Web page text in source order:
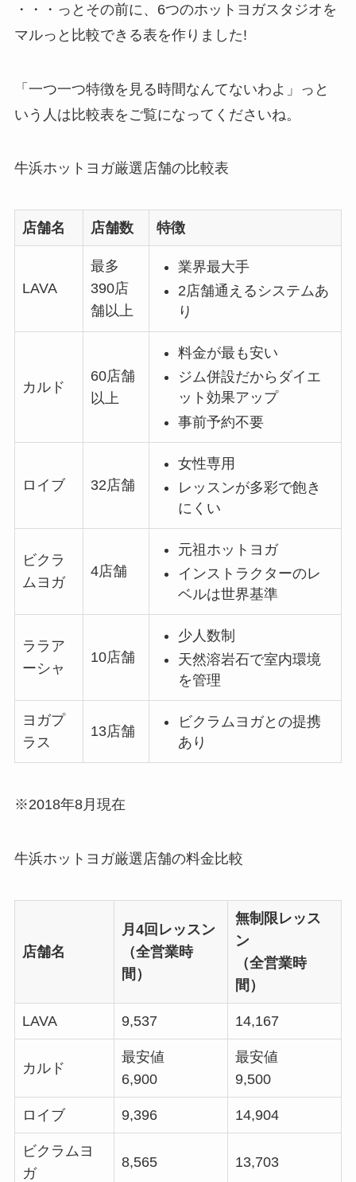
・・・っとその前に、6つのホットヨガスタジオを
マルっと比較できる表を作りました!
「一つ一つ特徴を見る時間なんてないわよ」っと
いう人は比較表をご覧になってくださいね。
牛浜ホットヨガ厳選店舗の比較表
店舗名 店舗数 特徴
LAVA
最多
390店
舗以上
業界最大手
2店舗通えるシステムあ
り
カルド
60店舗
以上
料金が最も安い
ジム併設だからダイエ
ット効果アップ
事前予約不要
ロイブ 32店舗
女性専用
レッスンが多彩で飽き
にくい
ビクラ
ムヨガ
4店舗
元祖ホットヨガ
インストラクターのレ
ベルは世界基準
ララア
ーシャ
10店舗
少人数制
天然溶岩石で室内環境
を管理
ヨガプ
ラス
13店舗
ビクラムヨガとの提携
あり
※2018年8月現在
牛浜ホットヨガ厳選店舗の料金比較
店舗名
月4回レッスン
（全営業時
間）
無制限レッス
ン
（全営業時
間）
LAVA 9,537 14,167
カルド
最安値
6,900
最安値
9,500
ロイブ 9,396 14,904
ビクラムヨ
ガ
8,565 13,703